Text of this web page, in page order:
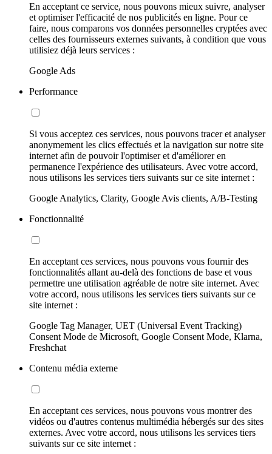
En acceptant ce service, nous pouvons mieux suivre, analyser
et optimiser l'efficacité de nos publicités en ligne. Pour ce
faire, nous comparons vos données personnelles cryptées avec
celles des fournisseurs externes suivants, à condition que vous
utilisiez déjà leurs services :
Google Ads
Performance
Si vous acceptez ces services, nous pouvons tracer et analyser
anonymement les clics effectués et la navigation sur notre site
internet afin de pouvoir l'optimiser et d'améliorer en
permanence l'expérience des utilisateurs. Avec votre accord,
nous utilisons les services tiers suivants sur ce site internet :
Google Analytics, Clarity, Google Avis clients, A/B-Testing
Fonctionnalité
En acceptant ces services, nous pouvons vous fournir des
fonctionnalités allant au-delà des fonctions de base et vous
permettre une utilisation agréable de notre site internet. Avec
votre accord, nous utilisons les services tiers suivants sur ce
site internet :
Google Tag Manager, UET (Universal Event Tracking)
Consent Mode de Microsoft, Google Consent Mode, Klarna,
Freshchat
Contenu média externe
En acceptant ces services, nous pouvons vous montrer des
vidéos ou d'autres contenus multimédia hébergés sur des sites
externes. Avec votre accord, nous utilisons les services tiers
suivants sur ce site internet :